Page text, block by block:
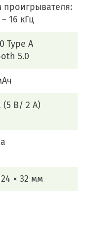
проигрывателя:
16 кГц
Type A
5.0
(5 В/ 2 А)
× 32 мм